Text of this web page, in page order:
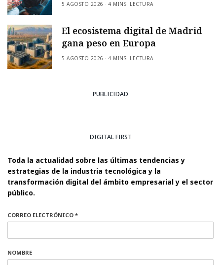
5 AGOSTO 2026 4 MINS. LECTURA
El ecosistema digital de Madrid
gana peso en Europa
5 AGOSTO 2026 4 MINS. LECTURA
PUBLICIDAD
DIGITAL FIRST
Toda la actualidad sobre las últimas tendencias y
estrategias de la industria tecnológica y la
transformación digital del ámbito empresarial y el sector
público.
CORREO ELECTRÓNICO *
NOMBRE